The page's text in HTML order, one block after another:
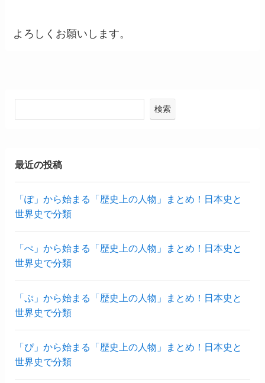
よろしくお願いします。
検索
最近の投稿
「ぽ」から始まる「歴史上の人物」まとめ！日本史と
世界史で分類
「ぺ」から始まる「歴史上の人物」まとめ！日本史と
世界史で分類
「ぷ」から始まる「歴史上の人物」まとめ！日本史と
世界史で分類
「ぴ」から始まる「歴史上の人物」まとめ！日本史と
世界史で分類